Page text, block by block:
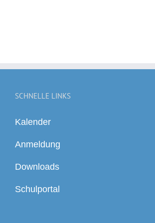
SCHNELLE LINKS
Kalender
Anmeldung
Downloads
Schulportal